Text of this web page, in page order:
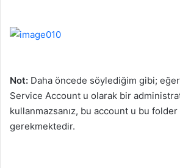
Not: Daha öncede söylediğim gibi;
Service Account u olarak bir
kullanmazsanız, bu account u bu
gerekmektedir.